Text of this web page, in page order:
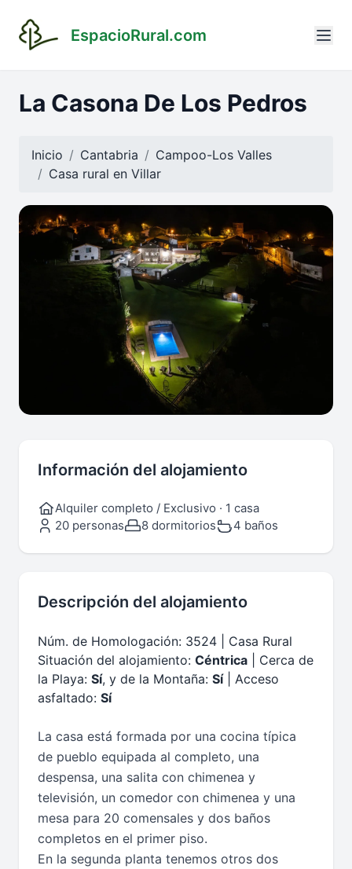
EspacioRural.com
La Casona De Los Pedros
Inicio Cantabria
Campoo-Los Valles
Casa rural en Villar
Información del alojamiento
Alquiler completo / Exclusivo · 1 casa
20 personas
8 dormitorios 4 baños
Descripción del alojamiento
Núm. de Homologación: 3524 | Casa Rural
Situación del alojamiento: Céntrica | Cerca de
la Playa: Sí, y de la Montaña: Sí| Acceso
asfaltado: Sí
La casa está formada por una cocina típica
de pueblo equipada al completo, una
despensa, una salita con chimenea y
televisión, un comedor con chimenea y una
mesa para 20 comensales y dos baños
completos en el primer piso.
En la segunda planta tenemos otros dos